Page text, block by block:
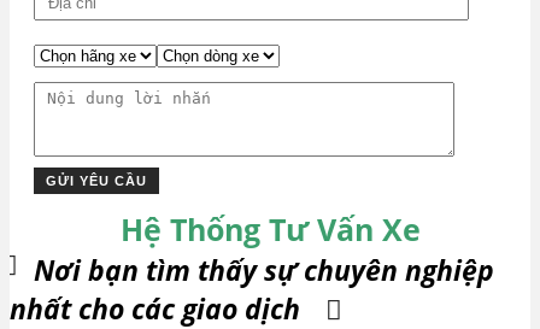
Hệ Thống Tư Vấn Xe
Nơi bạn tìm thấy sự chuyên nghiệp
nhất cho các giao dịch